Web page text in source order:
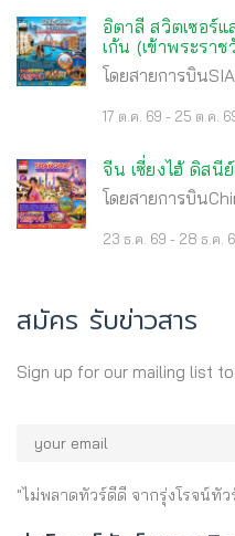
อิตาลี สวิตเซอร์แ
เก้น (เข้าพระรา
โดยสายการบิน
17 ต.ค. 69 - 25 ต.ค.
จีน เซี่ยงไฮ้ ดิสนี
โดยสายการบิน
23 ธ.ค. 69 - 28 ธ.ค.
สมัคร รับข่าวสาร
Sign up for our mailing list
"ไม่พลาดทัวร์ดีดี จากรุ่งโรจน์ทัว